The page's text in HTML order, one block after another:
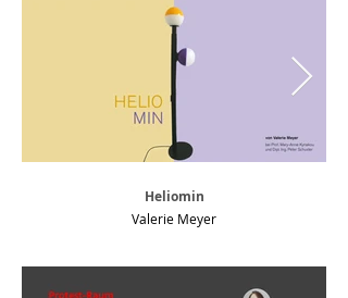
Heliomin
Valerie Meyer